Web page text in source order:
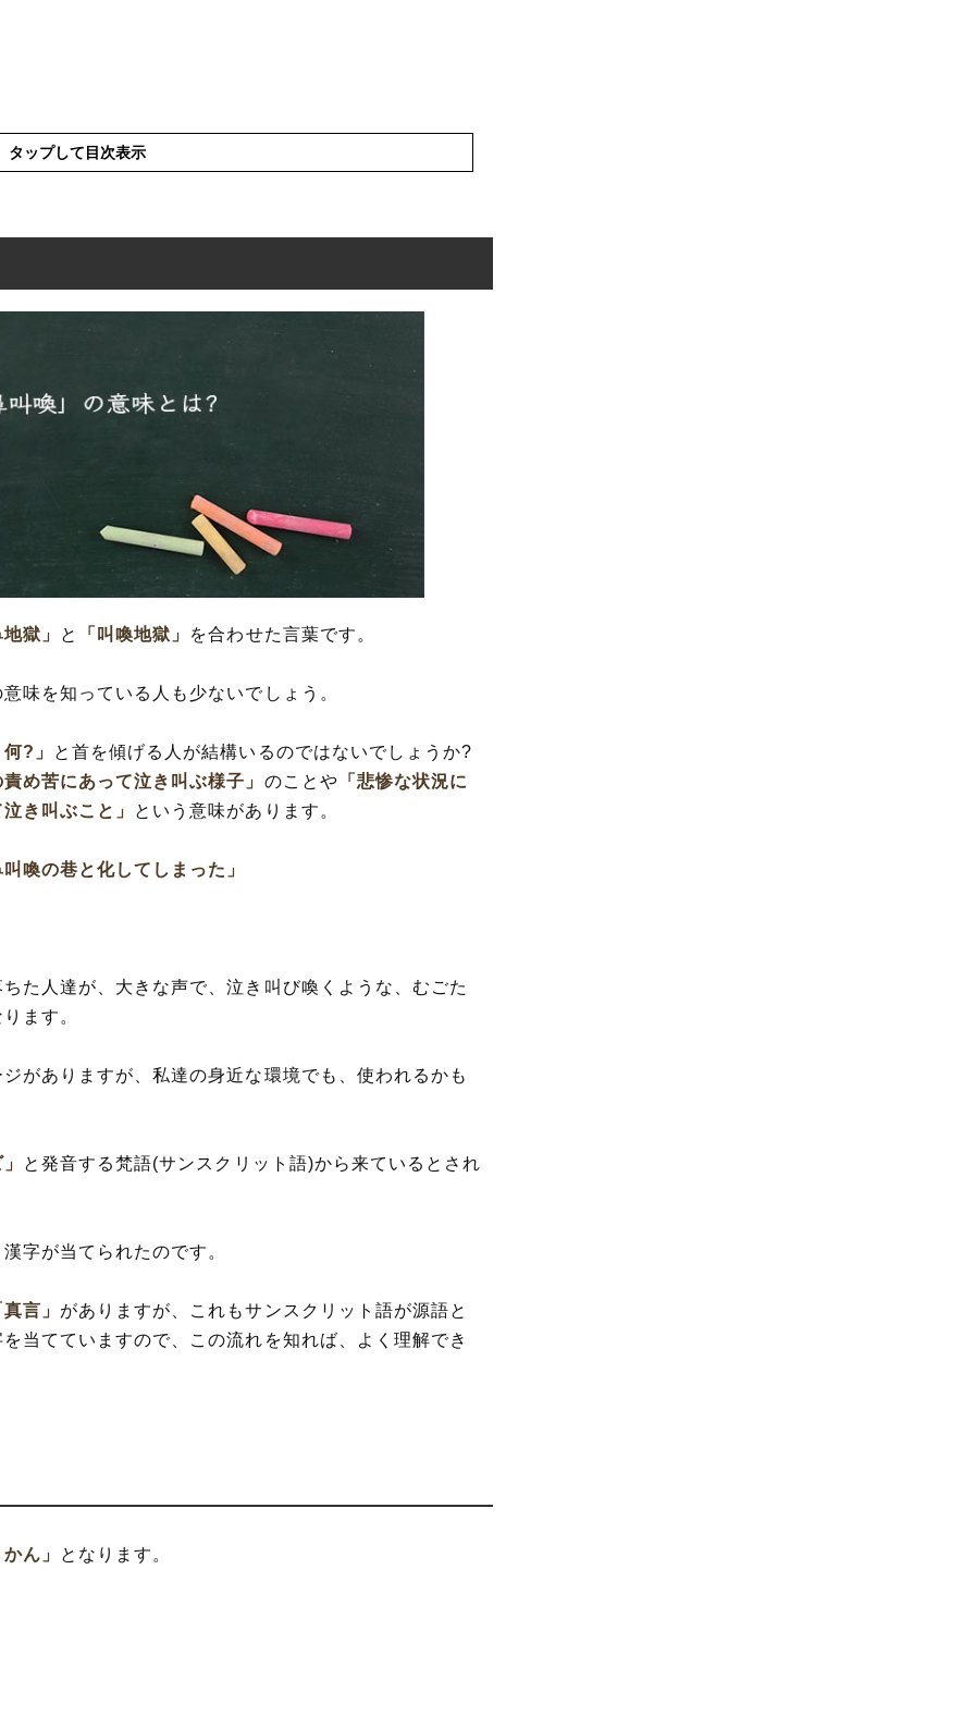
タップして目次表示
や言い換え・似た言葉
た例文
して解釈
地獄」 と 「叫喚地獄」 を合わせた言葉です。
味を知っている人も少ないでしょう。
?」
と首を傾げる人が結構いるのではないでしょうか?
め苦にあって泣き叫ぶ様子」 のことや 「悲惨な状況に
き叫ぶこと」
という意味があります。
喚の巷と化してしまった」
た人達が、大きな声で、泣き叫び喚くような、むごた
ます。
がありますが、私達の身近な環境でも、使われるかも
と発音する梵語(サンスクリット語)から来ているとされ
字が当てられたのです。
真言」 がありますが、これもサンスクリット語が源語と
当てていますので、この流れを知れば、よく理解でき
ん」 となります。